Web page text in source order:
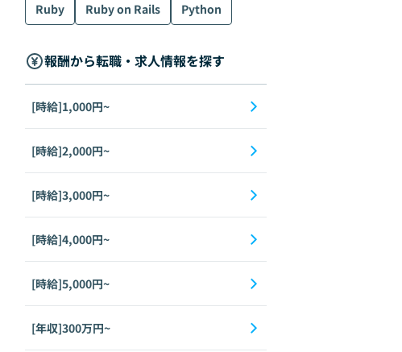
Ruby
Ruby on Rails Python
報酬から転職・求人情報を探す
[時給]1,000円~
[時給]2,000円~
[時給]3,000円~
[時給]4,000円~
[時給]5,000円~
[年収]300万円~